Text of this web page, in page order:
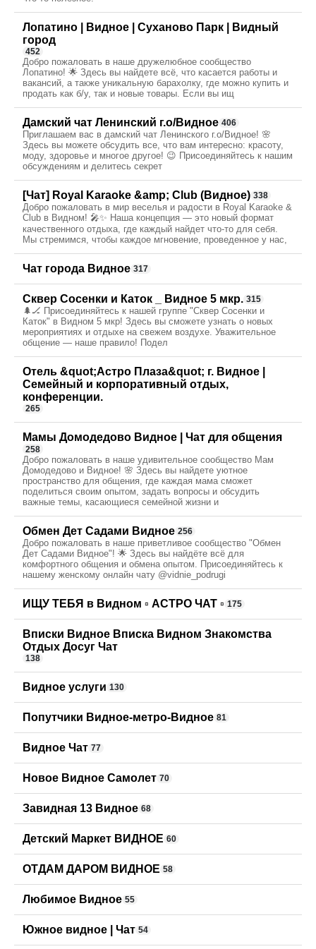
Лопатино | Видное | Суханово Парк | Видный
город
452
Добро пожаловать в наше дружелюбное сообщество
Лопатино! 🌟 Здесь вы найдете всё, что касается работы и
вакансий, а также уникальную барахолку, где можно купить и
продать как б/у, так и новые товары. Если вы ищ
Дамский чат Ленинский г.о/Видное 406
Приглашаем вас в дамский чат Ленинского г.о/Видное! 🌸
Здесь вы можете обсудить все, что вам интересно: красоту,
моду, здоровье и многое другое! 😉 Присоединяйтесь к нашим
обсуждениям и делитесь секрет
[Чат] Royal Karaoke &amp; Club (Видное) 338
Добро пожаловать в мир веселья и радости в Royal Karaoke &
Club в Видном! 🎤✨ Наша концепция — это новый формат
качественного отдыха, где каждый найдет что-то для себя.
Мы стремимся, чтобы каждое мгновение, проведенное у нас,
Чат города Видное 317
Сквер Сосенки и Каток _ Видное 5 мкр. 315
🌲🏒 Присоединяйтесь к нашей группе "Сквер Сосенки и
Каток" в Видном 5 мкр! Здесь вы сможете узнать о новых
мероприятиях и отдыхе на свежем воздухе. Уважительное
общение — наше правило! Подел
Отель &quot;Астро Плаза&quot; г. Видное |
Семейный и корпоративный отдых,
конференции.
265
Мамы Домодедово Видное | Чат для общения
258
Добро пожаловать в наше удивительное сообщество Мам
Домодедово и Видное! 🌸 Здесь вы найдете уютное
пространство для общения, где каждая мама сможет
поделиться своим опытом, задать вопросы и обсудить
важные темы, касающиеся семейной жизни и
Обмен Дет Садами Видное 256
Добро пожаловать в наше приветливое сообщество "Обмен
Дет Садами Видное"! 🌟 Здесь вы найдёте всё для
комфортного общения и обмена опытом. Присоединяйтесь к
нашему женскому онлайн чату @vidnie_podrugi
ИЩУ ТЕБЯ в Видном ▫️ АСТРО ЧАТ ▫️ 175
Вписки Видное Вписка Видном Знакомства
Отдых Досуг Чат
138
Видное услуги 130
Попутчики Видное-метро-Видное 81
Видное Чат 77
Новое Видное Самолет 70
Завидная 13 Видное 68
Детский Маркет ВИДНОЕ 60
ОТДАМ ДАРОМ ВИДНОЕ 58
Любимое Видное 55
Южное видное | Чат 54